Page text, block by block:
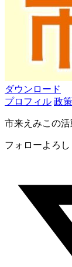
ダウンロード
プロフィル 政
市来えみこの活
フォローよろし